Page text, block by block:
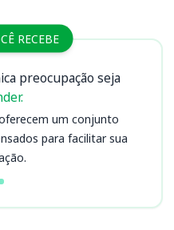
CE
RECEBE
preocupação seja
um conjunto
para facilitar sua